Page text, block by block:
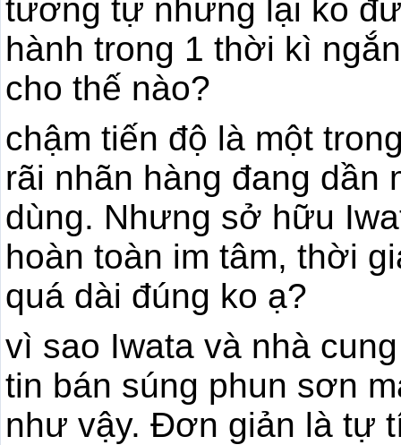
tương tự nhưng lại ko
hành trong 1 thời kì
cho thế nào?
chậm tiến độ là một
rãi nhãn hàng đang dần
dùng. Nhưng sở hữu
hoàn toàn im tâm, thời
quá dài đúng ko ạ?
vì sao Iwata và nhà
tin bán súng phun sơn
như vậy. Đơn giản là tự